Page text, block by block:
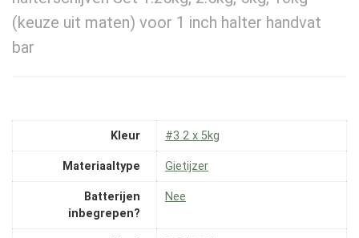
(keuze uit maten) voor 1 inch halter handvat
bar
Kleur ‎#3 2 x 5kg
Materiaaltype ‎Gietijzer
Batterijen
inbegrepen?
‎Nee